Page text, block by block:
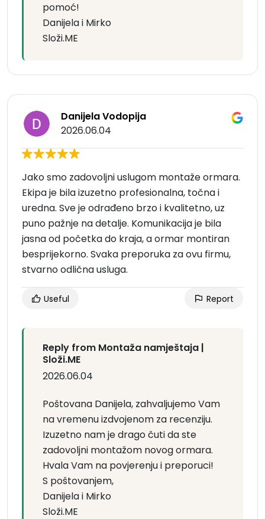
pomoć!
Danijela i Mirko
Složi.ME
Danijela Vodopija
2026.06.04
Jako smo zadovoljni uslugom montaže ormara.
Ekipa je bila izuzetno profesionalna, točna i
uredna. Sve je odrađeno brzo i kvalitetno, uz
puno pažnje na detalje. Komunikacija je bila
jasna od početka do kraja, a ormar montiran
besprijekorno. Svaka preporuka za ovu firmu,
stvarno odlična usluga.
Useful Report
Reply from Montaža namještaja |
Složi.ME
2026.06.04
Poštovana Danijela, zahvaljujemo Vam
na vremenu izdvojenom za recenziju.
Izuzetno nam je drago čuti da ste
zadovoljni montažom novog ormara.
Hvala Vam na povjerenju i preporuci!
S poštovanjem,
Danijela i Mirko
Složi.ME